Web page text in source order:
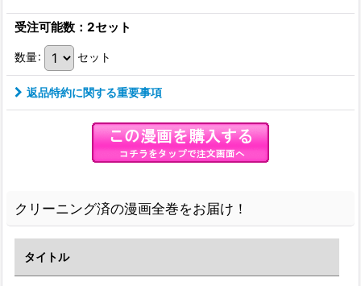
受注可能数：2セット
数量: セット
返品特約に関する重要事項
クリーニング済の漫画全巻をお届け！
タイトル